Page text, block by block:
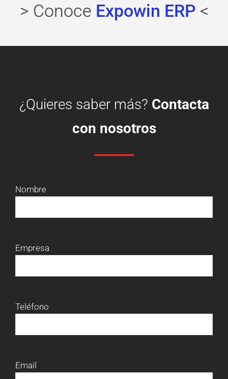
> Conoce Expowin ERP <
¿Quieres saber más? Contacta
con nosotros
Nombre
Empresa
Teléfono
Email